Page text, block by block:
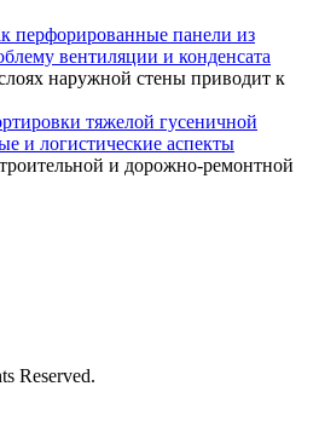
перфорированные панели из
вентиляции и конденсата
наружной стены приводит к
тяжелой гусеничной
и логистические аспекты
и дорожно-ремонтной
Reserved.